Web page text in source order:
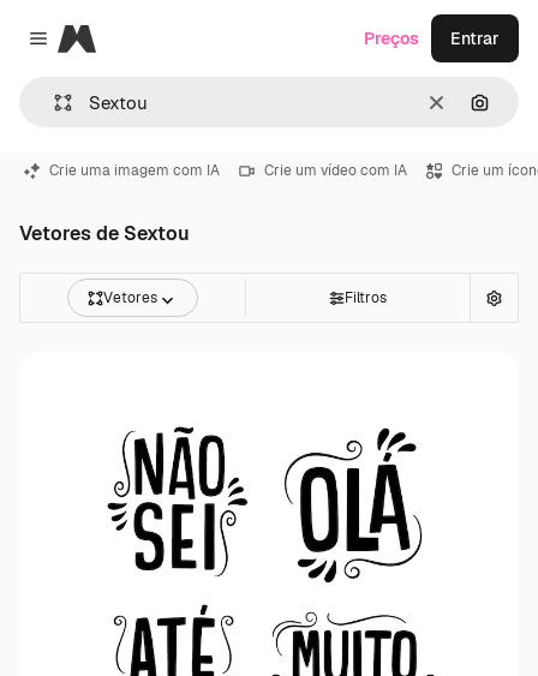
Close menu
Magnific
Limpar
Preços Entrar
Crie uma imagem com IA Crie um vídeo com IA Crie um
Vetores de Sextou
Vetores Filtros